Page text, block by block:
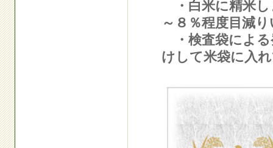
・白米に精米し
～８％程度目減
・検査袋による
けして米袋に入